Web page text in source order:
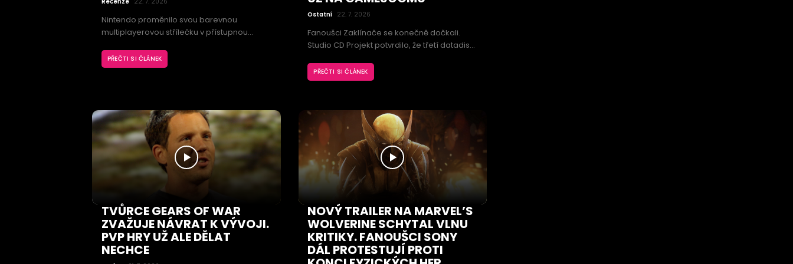
Nintendo proměnilo svou barevnou
multiplayerovou střílečku v přístupnou
svižné souboje, široké možnosti úprav a
zábavné experimentování s výbavou.
PŘEČTI SI ČLÁNEK
Ostatní 22. 7. 2026
Fanoušci Zaklínače se konečně dočkali.
Studio CD Projekt potvrdilo, že třetí datadisk
představí během zahajovacího večera
gamescomu 2026. Rozšíření dorazí v
PŘEČTI SI ČLÁNEK
TVŮRCE GEARS OF WAR
ZVAŽUJE NÁVRAT K VÝVOJI.
PVP HRY UŽ ALE DĚLAT
NECHCE
NOVÝ TRAILER NA MARVEL’S
WOLVERINE SCHYTAL VLNU
KRITIKY. FANOUŠCI SONY
DÁL PROTESTUJÍ PROTI